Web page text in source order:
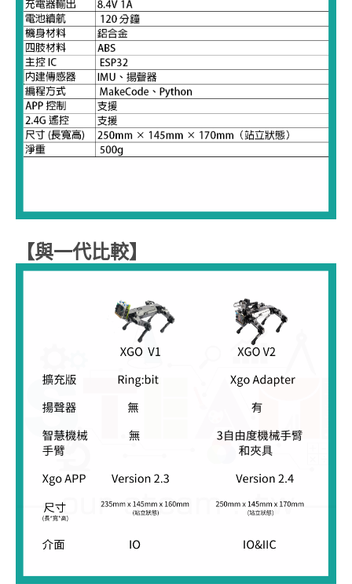
【與一代比較】